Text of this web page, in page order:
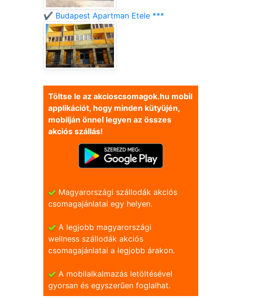
✔️ Budapest Apartman Etele ***
Töltse le az akcioscsomagok.hu mobil
applikációt, hogy minden kütyüjén,
mobilján önnel legyen az összes
akciós szállás!
Magyarországi szállodák akciós
csomagajánlatai egy helyen.
A legjobb magyarországi
wellness szállodák akciós
csomagajánlatai a legjobb árakon.
A mobilalkalmazás letöltésével
gyorsan és egyszerũen foglalhat.